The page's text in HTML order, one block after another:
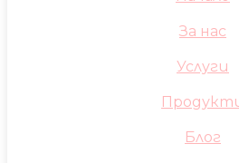
За нас
Услуги
Блог